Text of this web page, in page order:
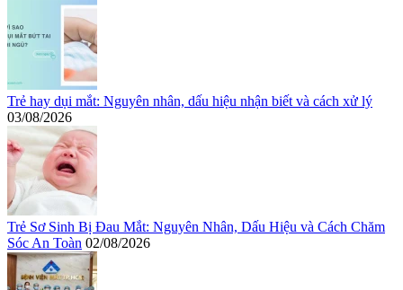
Trẻ hay dụi mắt: Nguyên nhân, dấu hiệu nhận biết và cách xử lý
03/08/2026
Trẻ Sơ Sinh Bị Đau Mắt: Nguyên Nhân, Dấu Hiệu và Cách Chăm
Sóc An Toàn 02/08/2026